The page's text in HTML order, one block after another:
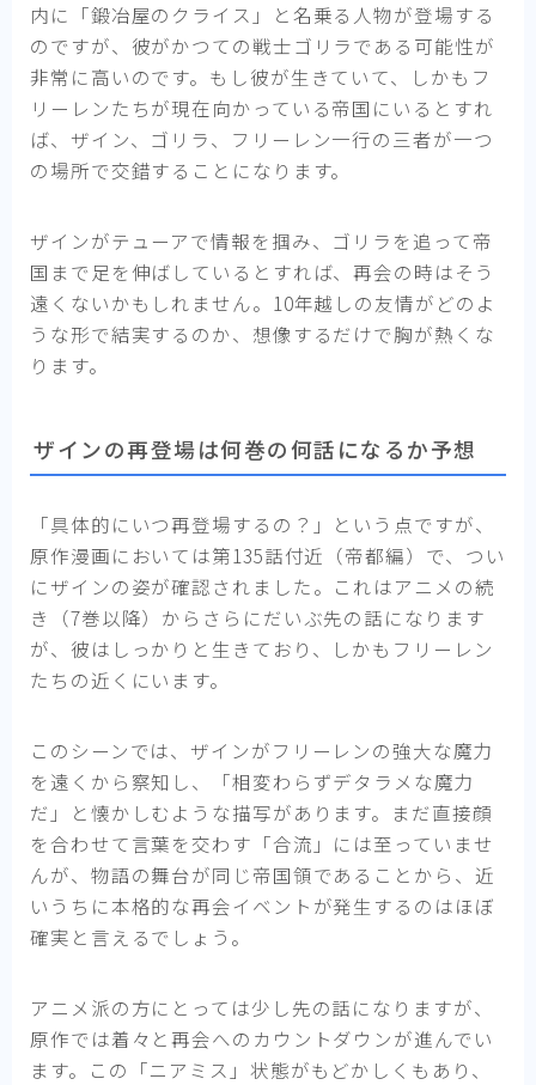
内に「鍛冶屋のクライス」と名乗る人物が登場する
のですが、彼がかつての戦士ゴリラである可能性が
非常に高いのです。もし彼が生きていて、しかもフ
リーレンたちが現在向かっている帝国にいるとすれ
ば、ザイン、ゴリラ、フリーレン一行の三者が一つ
の場所で交錯することになります。
ザインがテューアで情報を掴み、ゴリラを追って帝
国まで足を伸ばしているとすれば、再会の時はそう
遠くないかもしれません。10年越しの友情がどのよ
うな形で結実するのか、想像するだけで胸が熱くな
ります。
ザインの再登場は何巻の何話になるか予想
「具体的にいつ再登場するの？」という点ですが、
原作漫画においては第135話付近（帝都編）で、つい
にザインの姿が確認されました。これはアニメの続
き（7巻以降）からさらにだいぶ先の話になります
が、彼はしっかりと生きており、しかもフリーレン
たちの近くにいます。
このシーンでは、ザインがフリーレンの強大な魔力
を遠くから察知し、「相変わらずデタラメな魔力
だ」と懐かしむような描写があります。まだ直接顔
を合わせて言葉を交わす「合流」には至っていませ
んが、物語の舞台が同じ帝国領であることから、近
いうちに本格的な再会イベントが発生するのはほぼ
確実と言えるでしょう。
アニメ派の方にとっては少し先の話になりますが、
原作では着々と再会へのカウントダウンが進んでい
ます。この「ニアミス」状態がもどかしくもあり、